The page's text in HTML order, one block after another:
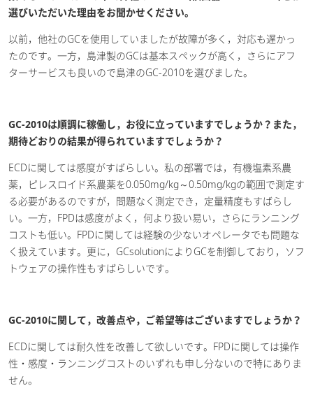
選びいただいた理由をお聞かせください。
以前，他社のGCを使用していましたが故障が多く，対応も遅かっ
たのです。一方，島津製のGCは基本スペックが高く，さらにアフ
ターサービスも良いので島津のGC-2010を選びました。
GC-2010は順調に稼働し，お役に立っていますでしょうか？また，
期待どおりの結果が得られていますでしょうか？
ECDに関しては感度がすばらしい。私の部署では，有機塩素系農
薬，ピレスロイド系農薬を0.050mg/kg～0.50mg/kgの範囲で測定す
る必要があるのですが，問題なく測定でき，定量精度もすばらし
い。一方，FPDは感度がよく，何より扱い易い，さらにランニング
コストも低い。FPDに関しては経験の少ないオペレータでも問題な
く扱えています。更に，GCsolutionによりGCを制御しており，ソフ
トウェアの操作性もすばらしいです。
GC-2010に関して，改善点や，ご希望等はございますでしょうか？
ECDに関しては耐久性を改善して欲しいです。FPDに関しては操作
性・感度・ランニングコストのいずれも申し分ないので特にありま
せん。